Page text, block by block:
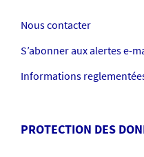
Nous contacter
S’abonner aux alertes e-
Informations
PROTECTION DES